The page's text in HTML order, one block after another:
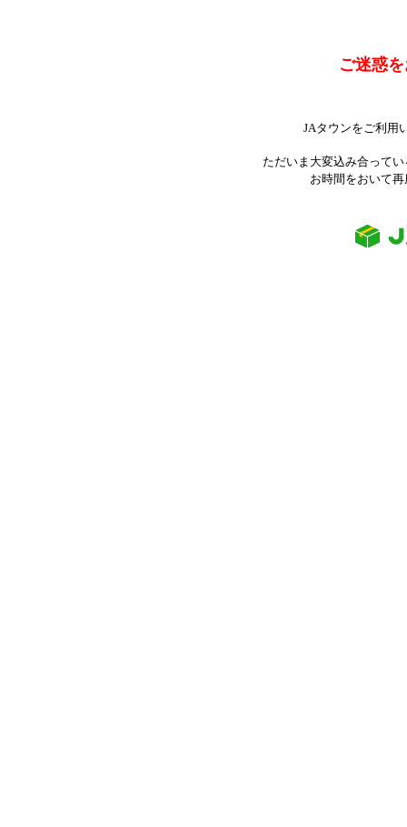
ご迷惑
JAタウンをご利用
ただいま大変込み合って
お時間をおいて